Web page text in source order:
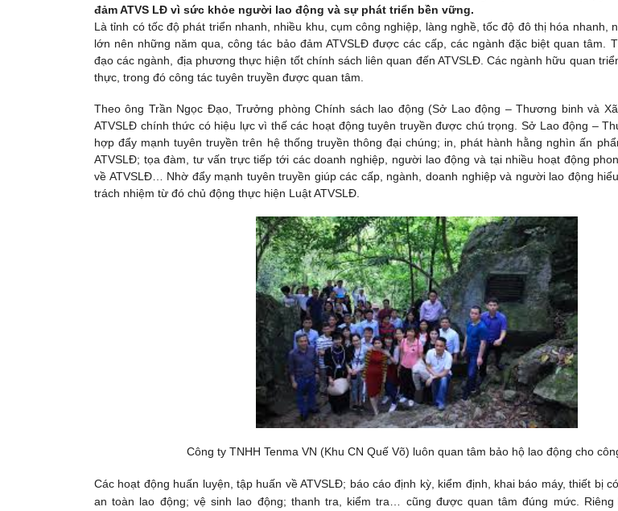
đảm ATVS LĐ vì sức khỏe người lao động và sự phát triển bền vững.
Là tỉnh có tốc độ phát triển nhanh, nhiều khu, cụm công nghiệp, làng nghề, tốc độ đô thị hóa nhanh,
lớn nên những năm qua, công tác bảo đảm ATVSLĐ được các cấp, các ngành đặc biệt quan tâm.
đạo các ngành, địa phương thực hiện tốt chính sách liên quan đến ATVSLĐ. Các ngành hữu quan
thực, trong đó công tác tuyên truyền được quan tâm.
Theo ông Trần Ngọc Đạo, Trưởng phòng Chính sách lao động (Sở Lao động – Thương binh và
ATVSLĐ chính thức có hiệu lực vì thế các hoạt động tuyên truyền được chú trọng. Sở Lao động –
hợp đẩy mạnh tuyên truyền trên hệ thống truyền thông đại chúng; in, phát hành hằng nghìn ấn
ATVSLĐ; tọa đàm, tư vấn trực tiếp tới các doanh nghiệp, người lao động và tại nhiều hoạt động
về ATVSLĐ… Nhờ đẩy mạnh tuyên truyền giúp các cấp, ngành, doanh nghiệp và người lao động
trách nhiệm từ đó chủ động thực hiện Luật ATVSLĐ.
Công ty TNHH Tenma VN (Khu CN Quế Võ) luôn quan tâm bảo hộ lao động cho
Các hoạt động huấn luyện, tập huấn về ATVSLĐ; báo cáo định kỳ, kiểm định, khai báo máy, thiết bị
an toàn lao động; vệ sinh lao động; thanh tra, kiểm tra… cũng được quan tâm đúng mức.